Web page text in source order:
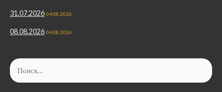
31.07.2026 04.08.2026
08.08.2026 04.08.2026